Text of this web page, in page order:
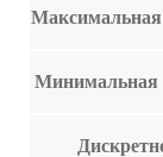
Максимальная
Минимальная